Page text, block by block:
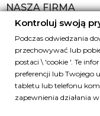
NASZA FIRMA
TWOJE KONTO
INFORMACJA O
Kontroluj swoją
Kontroluj swoją
Podczas odwiedzania
przechowywać lub
postaci \ 'cookie '. Te
preferencji lub Twojego
tabletu lub telefonu
zapewnienia działania